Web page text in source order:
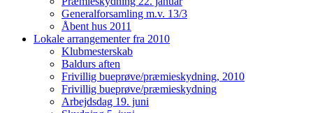
Generalforsamling m.v. 13/3
Åbent hus 2011
Lokale arrangementer fra 2010
Klubmesterskab
Baldurs aften
Frivillig bueprøve/præmieskydning, 2010
Frivillig bueprøve/præmieskydning
Arbejdsdag 19. juni